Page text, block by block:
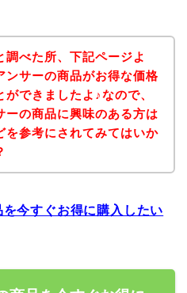
調べた所、下記ページよ
ンサーの商品がお得な価格
できましたよ♪なので、
ーの商品に興味のある方は
を参考にされてみてはいか
今すぐお得に購入したい